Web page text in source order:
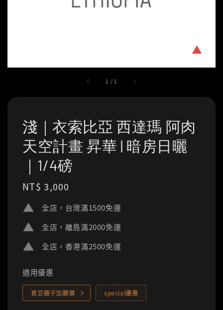
1 / 1
淺｜衣索比亞 西達瑪 阿肉
天空計畫 昇華 | 暗房日曬
｜1/4磅
Regular
NT$ 3,000
全店，台灣滿1500免運
全店，離島滿2000免運
全店，香港滿2500免運
適用優惠
買豆襪子加購價 special優惠